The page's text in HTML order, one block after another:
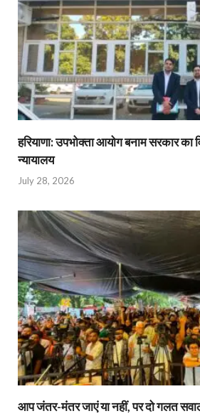
हरियाणा: उपभोक्ता आयोग बनाम सरकार का
न्यायालय
July 28, 2026
आप जंतर-मंतर जाएं या नहीं, पर दो गलत